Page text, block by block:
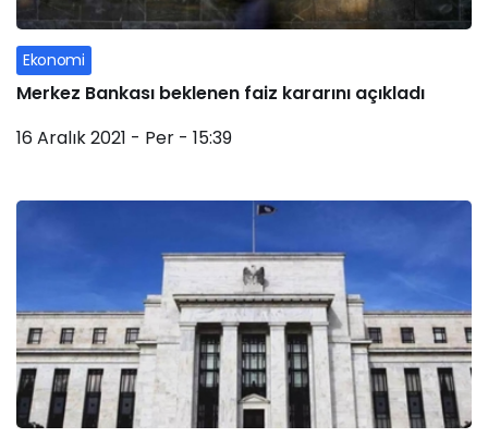
Ekonomi
Merkez Bankası beklenen faiz kararını açıkladı
16 Aralık 2021 - Per - 15:39